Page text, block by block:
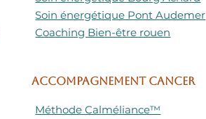
Soin énergétique Pont Audemer
Coaching Bien-être rouen
ACCOMPAGNEMENT CANCER
Méthode Calméliance™